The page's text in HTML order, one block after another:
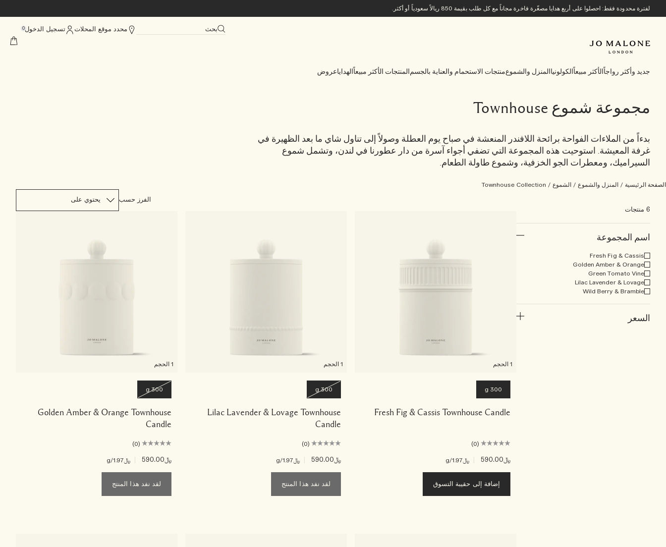
لفترة محدودة فقط: احصلوا على أربع هدايا مصغّرة فاخرة مجاناً مع كل طلب بقيمة 850 ريالاً سعودياً أو أكثر.
بحث محدد موقع المحلات تسجيل الدخول0
جديد وأكثر رواجاً الأكثر مبيعاً الكولونيا المنزل والشموعمنتجات الاستحمام والعناية بالجسم المنتجات الأكثر مبيعاً الهداياعروض
مجموعة شموع Townhouse
بدءاً من الملاءات الفواحة برائحة اللافندر المنعشة في صباح يوم العطلة وصولاً إلى تناول شاي ما بعد الظهيرة في
غرفة المعيشة. استوحيت هذه المجموعة التي تضفي أجواء آسرة من دار عطورنا في لندن، وتشمل شموع
السيراميك، ومعطرات الجو الخزفية، وشموع طاولة الطعام.
الصفحة الرئيسية / المنزل والشموع / الشموع /
Townhouse Collection
6 منتجات
اسم المجموعة
Fresh Fig & Cassis
Golden Amber & Orange
Green Tomato Vine
Lilac Lavender & Lovage
Wild Berry & Bramble
السعر
الفرز حسب
1 الحجم
300 g
Fresh Fig & Cassis Townhouse Candle
(0)
﷼590.00 ﷼1.97 /g
إضافة إلى حقيبة التسوق
1 الحجم
300 g
Lilac Lavender & Lovage Townhouse
Candle
(0)
﷼590.00 ﷼1.97 /g
لقد نفد هذا المنتج
1 الحجم
300 g
Golden Amber & Orange Townhouse
Candle
(0)
﷼590.00 ﷼1.97 /g
لقد نفد هذا المنتج